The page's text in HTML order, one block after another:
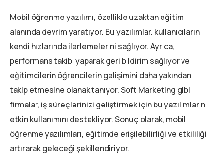
Mobil öğrenme yazılımı, özellikle uzaktan eğitim
alanında devrim yaratıyor. Bu yazılımlar, kullanıcıların
kendi hızlarında ilerlemelerini sağlıyor. Ayrıca,
performans takibi yaparak geri bildirim sağlıyor ve
eğitimcilerin öğrencilerin gelişimini daha yakından
takip etmesine olanak tanıyor. Soft Marketing gibi
firmalar, iş süreçlerinizi geliştirmek için bu yazılımların
etkin kullanımını destekliyor. Sonuç olarak, mobil
öğrenme yazılımları, eğitimde erişilebilirliği ve etkililiği
artırarak geleceği şekillendiriyor.